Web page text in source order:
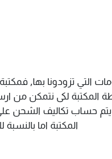
التي تزودونا بها,
لكى نتمكن من
حساب تكاليف الشحن
المكتبة اما